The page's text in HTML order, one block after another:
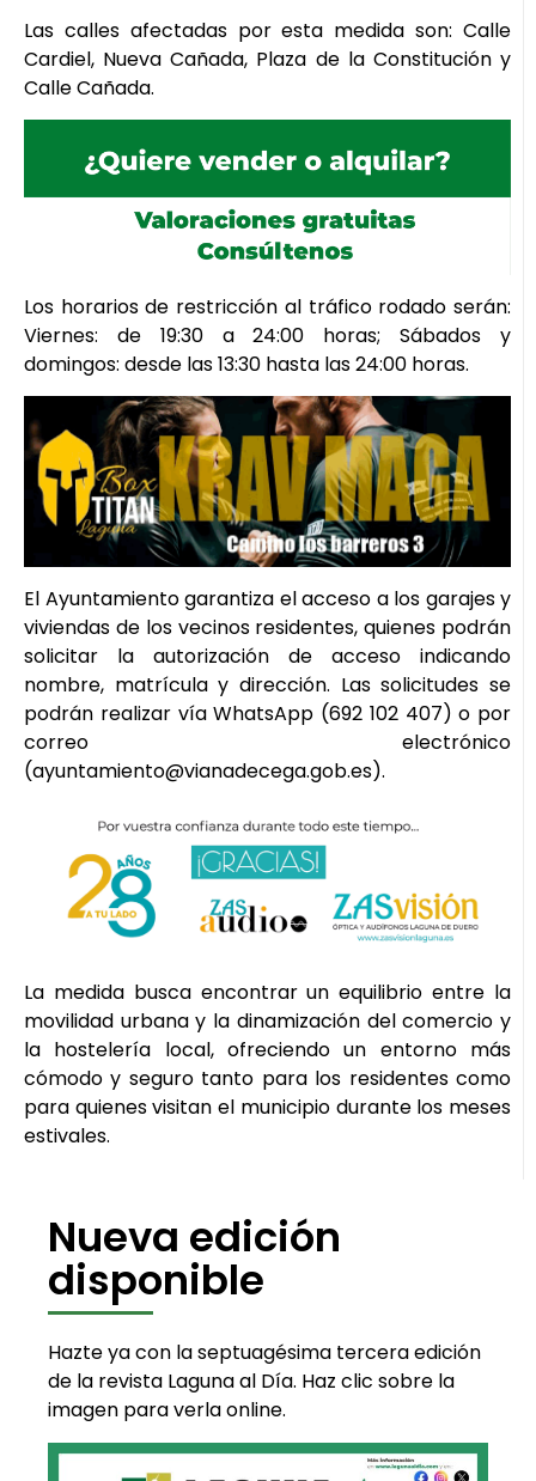
Las calles afectadas por esta medida son: Calle
Cardiel, Nueva Cañada, Plaza de la Constitución y
Calle Cañada.
Los horarios de restricción al tráfico rodado serán:
Viernes: de 19:30 a 24:00 horas; Sábados y
domingos: desde las 13:30 hasta las 24:00 horas.
El Ayuntamiento garantiza el acceso a los garajes y
viviendas de los vecinos residentes, quienes podrán
solicitar la autorización de acceso indicando
nombre, matrícula y dirección. Las solicitudes se
podrán realizar vía WhatsApp (692 102 407) o por
correo electrónico
(ayuntamiento@vianadecega.gob.es).
La medida busca encontrar un equilibrio entre la
movilidad urbana y la dinamización del comercio y
la hostelería local, ofreciendo un entorno más
cómodo y seguro tanto para los residentes como
para quienes visitan el municipio durante los meses
estivales.
Nueva edición
disponible
Hazte ya con la septuagésima tercera edición
de la revista Laguna al Día. Haz clic sobre la
imagen para verla online.